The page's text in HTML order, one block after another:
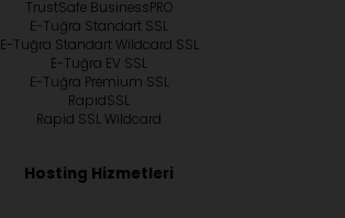
TrustSafe BusinessPRO
E-Tuğra Standart SSL
E-Tuğra Standart Wildcard SSL
E-Tuğra EV SSL
E-Tuğra Premium SSL
RapidSSL
Rapid SSL Wildcard
Hosting Hizmetleri